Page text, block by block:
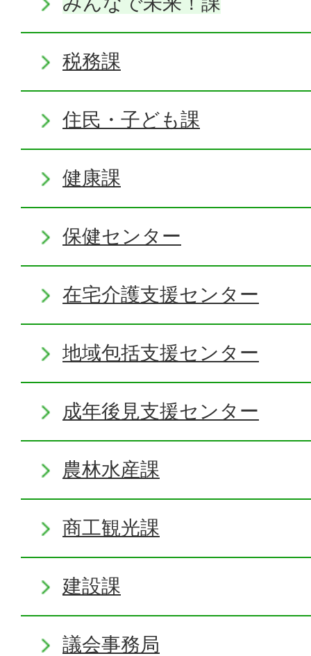
税務課
住民・子ども課
健康課
保健センター
在宅介護支援センター
地域包括支援センター
成年後見支援センター
農林水産課
商工観光課
建設課
議会事務局